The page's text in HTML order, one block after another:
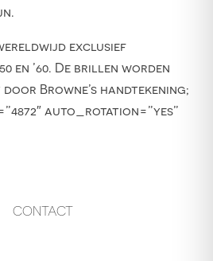
exclusief
en ’60. De brillen worden
Browne’s handtekening;
auto_rotation=”yes”
CONTACT